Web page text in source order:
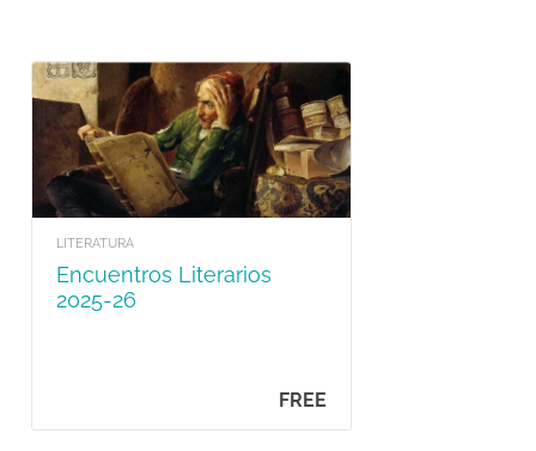
LITERATURA
Encuentros Literarios
2025-26
FREE